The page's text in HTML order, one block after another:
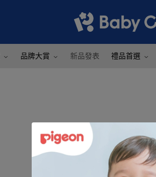
品牌大賞 新品發表 禮品首選